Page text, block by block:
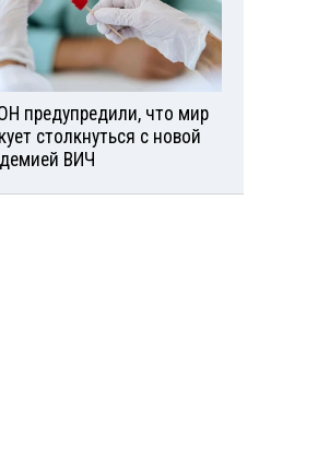
предупредили, что мир
столкнуться с новой
ВИЧ